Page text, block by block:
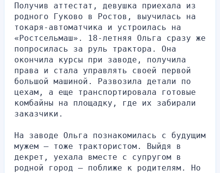
Получив аттестат, девушка приехала из
родного Гуково в Ростов, выучилась на
токаря-автоматчика и устроилась на
«Ростсельмаш». 18-летняя Ольга сразу же
попросилась за руль трактора. Она
окончила курсы при заводе, получила
права и стала управлять своей первой
большой машиной. Развозила детали по
цехам, а еще транспортировала готовые
комбайны на площадку, где их забирали
заказчики.
На заводе Ольга познакомилась с будущим
мужем — тоже трактористом. Выйдя в
декрет, уехала вместе с супругом в
родной город — поближе к родителям. Но